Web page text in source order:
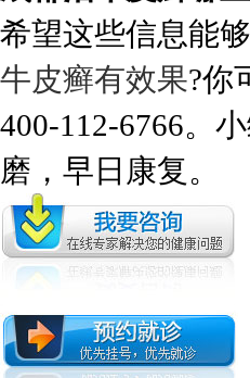
希望这些信息能
牛皮癣有效果?你
400-112-6766。
磨，早日康复。